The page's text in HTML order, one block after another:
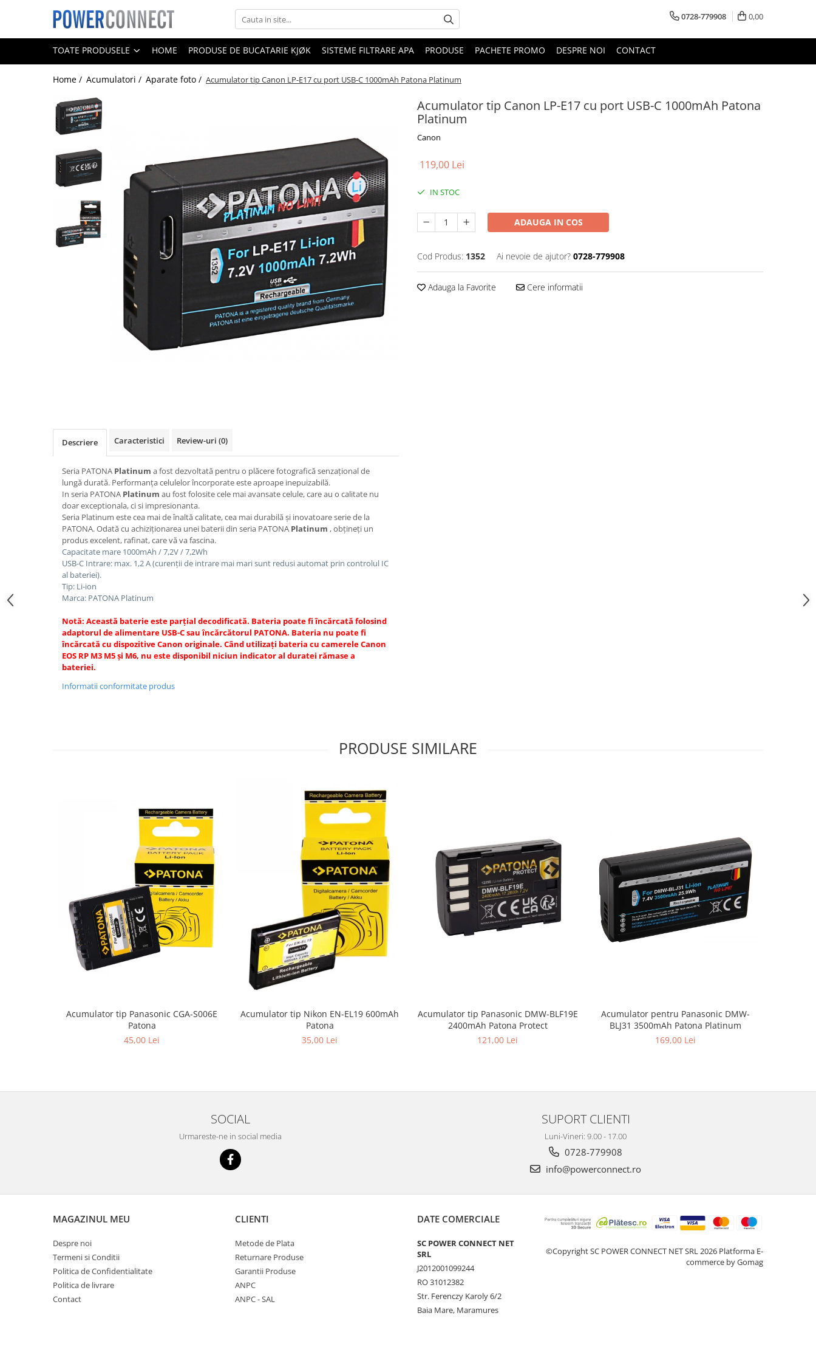
Toate Produsele
Sisteme filtrare apa
Sisteme filtrare apa
Acumulatori
Aparate foto
Camere video
Telefoane mobile
Boxe portabile
Camere video
Scule electrice
Telefoane mobile
Produse de bucatarie kjøk
Accesorii kjøk
Pachete Promo
Incarcatoare & acumulatori
Blițuri și lumini foto/video
0728-779908 0,00
TOATE PRODUSELE HOME PRODUSE DE BUCATARIE KJØK SISTEME FILTRARE APA PRODUSE PACHETE PROMO DESPRE NOI CONTACT
Home / Acumulatori / Aparate foto / Acumulator tip Canon LP-E17 cu port USB-C 1000mAh Patona Platinum
Acumulator tip Canon LP-E17 cu port USB-C 1000mAh Patona
Platinum
Canon
119,00 Lei
IN STOC
ADAUGA IN COS
Cod Produs: 1352 Ai nevoie de ajutor? 0728-779908
Adauga la Favorite Cere informatii
Descriere Caracteristici Review-uri (0)
Seria PATONA Platinum a fost dezvoltată pentru o plăcere fotografică senzațional de
lungă durată. Performanța celulelor încorporate este aproape inepuizabilă.
In seria PATONA Platinum au fost folosite cele mai avansate celule, care au o calitate nu
doar exceptionala, ci si impresionanta.
Seria Platinum este cea mai de înaltă calitate, cea mai durabilă și inovatoare serie de la
PATONA.Odată cu achiziționarea unei baterii din seria PATONA Platinum , obțineți un
produs excelent, rafinat, care vă va fascina.
Capacitate mare 1000mAh / 7,2V / 7,2Wh
USB-C Intrare: max. 1,2 A (curenții de intrare mai mari sunt redusi automat prin controlul IC
al bateriei).
Tip: Li-ion
Marca: PATONA Platinum
Notă: Această baterie este parțial decodificată. Bateria poate fi încărcată folosind
adaptorul de alimentare USB-C sau încărcătorul PATONA. Bateria nu poate fi
încărcată cu dispozitive Canon originale. Când utilizați bateria cu camerele Canon
EOS RP M3 M5 și M6, nu este disponibil niciun indicator al duratei rămase a
bateriei.
Informatii conformitate produs
PRODUSE SIMILARE
Acumulator tip Panasonic CGA-S006E
Patona
45,00 Lei
Acumulator tip Nikon EN-EL19 600mAh
Patona
35,00 Lei
Acumulator tip Panasonic DMW-BLF19E
2400mAh Patona Protect
121,00 Lei
Acumulator pentru Panasonic DMW-
BLJ31 3500mAh Patona Platinum
169,00 Lei
SOCIAL
Urmareste-ne in social media
SUPORT CLIENTI
Luni-Vineri: 9.00 - 17.00
0728-779908
info@powerconnect.ro
MAGAZINUL MEU
Despre noi
Termeni si Conditii
Politica de Confidentialitate
Politica de livrare
Contact
CLIENTI
Metode de Plata
Returnare Produse
Garantii Produse
ANPC
ANPC - SAL
DATE COMERCIALE
SC POWER CONNECT NET
SRL
J2012001099244
RO 31012382
Str. Ferenczy Karoly 6/2
Baia Mare, Maramures
©Copyright SC POWER CONNECT NET SRL 2026 Platforma E-
commerce by Gomag